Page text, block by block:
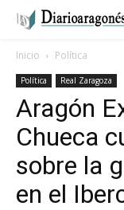
Inicio Política
Política Real Zaragoza
Aragón
Chueca
sobre la
en el